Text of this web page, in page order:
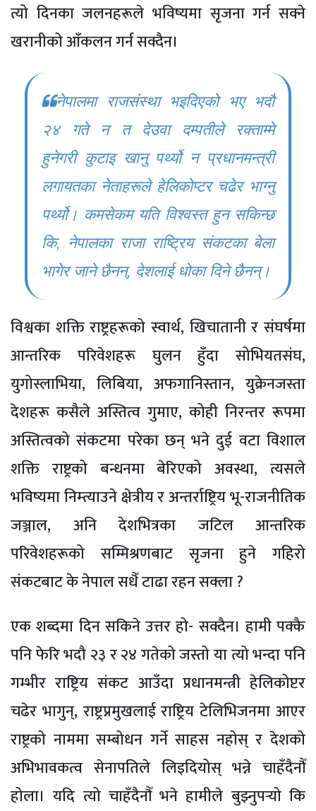
त्यो दिनका जलनहरूले भविष्यमा सृजना गर्न सक्ने
खरानीको आँकलन गर्न सक्दैन।
नेपालमा राजसंस्था भइदिएको भए भदौ
२४ गते न त देउवा दम्पतीले रक्ताम्मे
हुनेगरकुटाइ खानु पर्थ्यो न प्रधानमन्त्री
लगायतका नेताहरूले हेलिकोप्टर चढेर भाग्नु
पर्थ्यो। कमसेकम यति विश्वस्त हुन सकिन्छ
कि, नेपालका राजा राष्ट्रिय संकटका बेला
भागेर जाने छैनन्, देशलाई धोका दिने छैनन्।
विश्वका शक्ति राष्ट्रहरूको स्वार्थ, खिचातानी र संघर्षमा
आन्तरिक परिवेशहरू घुलन हुँदा सोभियतसंघ,
युगोस्लाभिया, लिबिया, अफगानिस्तान, युक्रेनजस्ता
देशहरू कसैले अस्तित्व गुमाए, कोही निरन्तर रूपमा
अस्तित्वको संकटमा परेका छन् भने दुई वटा विशाल
शक्ति राष्ट्रको बन्धनमा बेरिएको अवस्था, त्यसले
भविष्यमा निम्त्याउने क्षेत्रीय र अन्तर्राष्ट्रिय भू-राजनीतिक
जञ्जाल, अनि देशभित्रका जटिल आन्तरिक
परिवेशहरूको सम्मिश्रणबाट सृजना हुने गहिरो
संकटबाट के नेपाल सधैँ टाढा रहन सक्ला ?
एक शब्दमा दिन सकिने उत्तर हो- सक्दैन। हामी पक्कै
पनि फेरि भदौ २३ र २४ गतेको जस्तो या त्यो भन्दा पनि
गम्भीर राष्ट्रिय संकट आउँदा प्रधानमन्त्री हेलिकोप्टर
चढेर भागुन्, राष्ट्रप्रमुखलाई राष्ट्रिय टेलिभिजनमा आएर
राष्ट्रको नाममा सम्बोधन गर्ने साहस नहोस् र देशको
अभिभावकत्व सेनापतिले लिइदियोस् भन्ने चाहँदैनौँ
होला। यदि त्यो चाहँदैनौँ भने हामीले बुझ्नुपर्‍यो कि